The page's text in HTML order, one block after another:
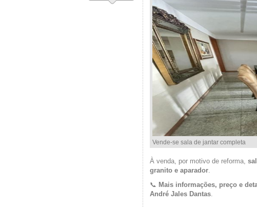
Vende-se sala de jantar completa
À venda, por motivo de reforma,
granito e aparador.
📞 Mais informações, preço e
André Jales Dantas.